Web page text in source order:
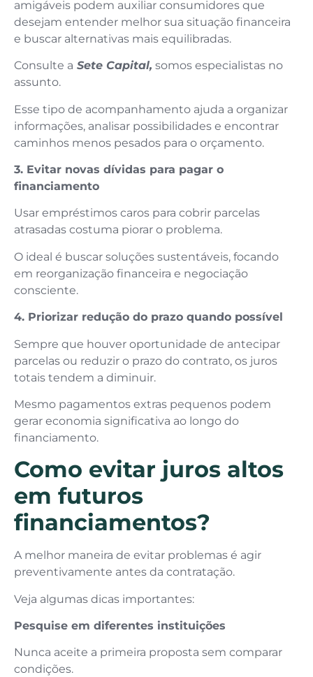
amigáveis podem auxiliar consumidores que
desejam entender melhor sua situação financeira
e buscar alternativas mais equilibradas.
Consulte a Sete Capital, somos especialistas no
assunto.
Esse tipo de acompanhamento ajuda a organizar
informações, analisar possibilidades e encontrar
caminhos menos pesados para o orçamento.
3. Evitar novas dívidas para pagar o
financiamento
Usar empréstimos caros para cobrir parcelas
atrasadas costuma piorar o problema.
O ideal é buscar soluções sustentáveis, focando
em reorganização financeira e negociação
consciente.
4. Priorizar redução do prazo quando possível
Sempre que houver oportunidade de antecipar
parcelas ou reduzir o prazo do contrato, os juros
totais tendem a diminuir.
Mesmo pagamentos extras pequenos podem
gerar economia significativa ao longo do
financiamento.
Como evitar juros altos
em futuros
financiamentos?
A melhor maneira de evitar problemas é agir
preventivamente antes da contratação.
Veja algumas dicas importantes:
Pesquise em diferentes instituições
Nunca aceite a primeira proposta sem comparar
condições.